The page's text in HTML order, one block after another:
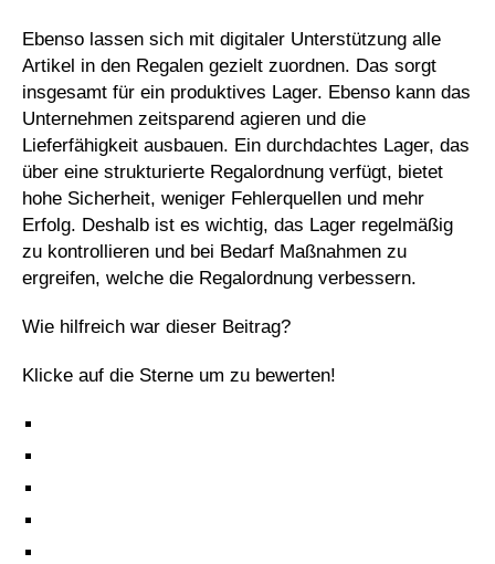
Ebenso lassen sich mit digitaler Unterstützung alle
Artikel in den Regalen gezielt zuordnen. Das sorgt
insgesamt für ein produktives Lager. Ebenso kann das
Unternehmen zeitsparend agieren und die
Lieferfähigkeit ausbauen. Ein durchdachtes Lager, das
über eine strukturierte Regalordnung verfügt, bietet
hohe Sicherheit, weniger Fehlerquellen und mehr
Erfolg. Deshalb ist es wichtig, das Lager regelmäßig
zu kontrollieren und bei Bedarf Maßnahmen zu
ergreifen, welche die Regalordnung verbessern.
Wie hilfreich war dieser Beitrag?
Klicke auf die Sterne um zu bewerten!